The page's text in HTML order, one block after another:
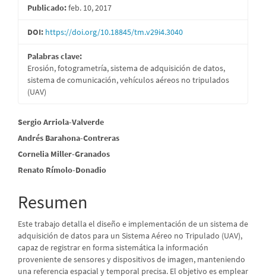
Publicado:feb. 10, 2017
DOI: https://doi.org/10.18845/tm.v29i4.3040
Palabras clave:
Erosión, fotogrametría, sistema de adquisición de datos,
sistema de comunicación, vehículos aéreos no tripulados
(UAV)
Contenido
principal
del
Sergio Arriola-Valverde
Andrés Barahona-Contreras
Cornelia Miller-Granados
Renato Rímolo-Donadio
Resumen
Este trabajo detalla el diseño e implementación de un sistema de
adquisición de datos para un Sistema Aéreo no Tripulado (UAV),
capaz de registrar en forma sistemática la información
proveniente de sensores y dispositivos de imagen, manteniendo
una referencia espacial y temporal precisa. El objetivo es emplear